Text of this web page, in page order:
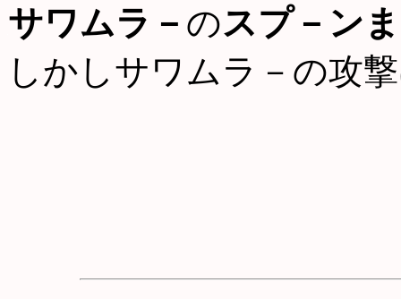
サワムラ－ のスプ－ン
しかしサワムラ－の攻